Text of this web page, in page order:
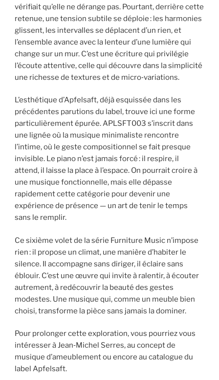
vérifiait qu’elle ne dérange pas. Pourtant, derrière cette
retenue, une tension subtile se déploie : les harmonies
glissent, les intervalles se déplacent d’un rien, et
l’ensemble avance avec la lenteur d’une lumière qui
change sur un mur. C’est une écriture qui privilégie
l’écoute attentive, celle qui découvre dans la simplicité
une richesse de textures et de micro‑variations.
L’esthétique d’Apfelsaft, déjà esquissée dans les
précédentes parutions du label, trouve ici une forme
particulièrement épurée. APLSFT003 s’inscrit dans
une lignée où la musique minimaliste rencontre
l’intime, où le geste compositionnel se fait presque
invisible. Le piano n’est jamais forcé : il respire, il
attend, il laisse la place à l’espace. On pourrait croire à
une musique fonctionnelle, mais elle dépasse
rapidement cette catégorie pour devenir une
expérience de présence — un art de tenir le temps
sans le remplir.
Ce sixième volet de la série Furniture Music n’impose
rien : il propose un climat, une manière d’habiter le
silence. Il accompagne sans diriger, il éclaire sans
éblouir. C’est une œuvre qui invite à ralentir, à écouter
autrement, à redécouvrir la beauté des gestes
modestes. Une musique qui, comme un meuble bien
choisi, transforme la pièce sans jamais la dominer.
Pour prolonger cette exploration, vous pourriez vous
intéresser à Jean‑Michel Serres, au concept de
musique d’ameublement ou encore au catalogue du
label Apfelsaft.